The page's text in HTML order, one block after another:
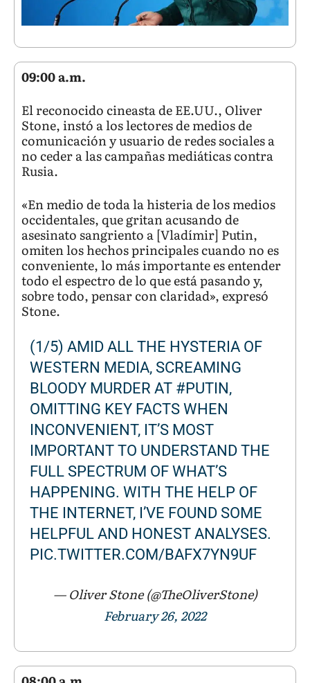
09:00 a.m.
El reconocido cineasta de EE.UU., Oliver
Stone, instó a los lectores de medios de
comunicación y usuario de redes sociales a
no ceder a las campañas mediáticas contra
Rusia.
«En medio de toda la histeria de los medios
occidentales, que gritan acusando de
asesinato sangriento a [Vladímir] Putin,
omiten los hechos principales cuando no es
conveniente, lo más importante es entender
todo el espectro de lo que está pasando y,
sobre todo, pensar con claridad», expresó
Stone.
(1/5) AMID ALL THE HYSTERIA OF
WESTERN MEDIA, SCREAMING
BLOODY MURDER AT #PUTIN ,
OMITTING KEY FACTS WHEN
INCONVENIENT, IT’S MOST
IMPORTANT TO UNDERSTAND THE
FULL SPECTRUM OF WHAT’S
HAPPENING. WITH THE HELP OF
THE INTERNET, I’VE FOUND SOME
HELPFUL AND HONEST ANALYSES.
PIC.TWITTER.COM/BAFX7YN9UF
— Oliver Stone (@TheOliverStone)
February 26, 2022